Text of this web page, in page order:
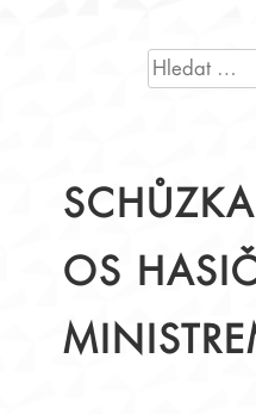
SCHŮZKA
OS